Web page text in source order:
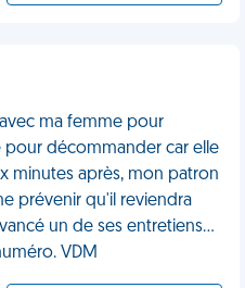
ma femme pour
pour décommander car elle
minutes après, mon patron
prévenir qu'il reviendra
un de ses entretiens...
VDM